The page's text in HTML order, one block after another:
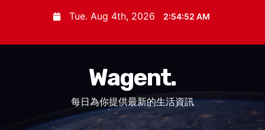
Tue. Aug 4th, 2026 2:54:52 AM
Wagent.
每日為你提供最新的生活資訊